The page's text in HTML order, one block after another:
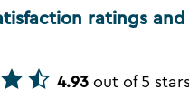
ratings
4.93 out of 5